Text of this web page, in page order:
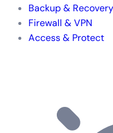
Backup & Recovery
Firewall & VPN
Access & Protect